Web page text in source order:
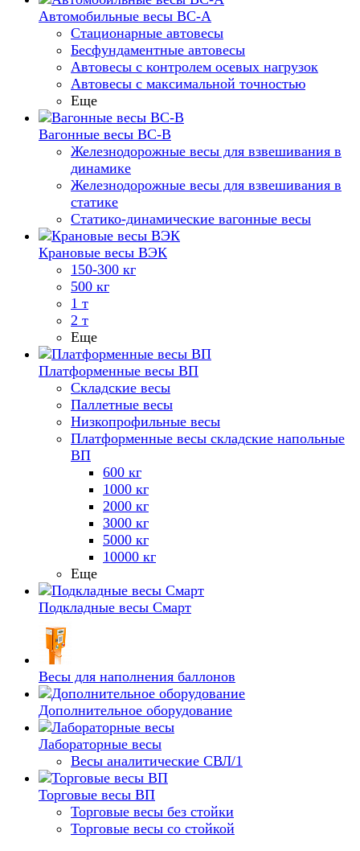
Автомобильные весы ВС-А
Стационарные автовесы
Бесфундаментные автовесы
Автовесы с контролем осевых нагрузок
Автовесы с максимальной точностью
Еще
Вагонные весы ВС-В
Железнодорожные весы для взвешивания в
динамике
Железнодорожные весы для взвешивания в
статике
Статико-динамические вагонные весы
Крановые весы ВЭК
150-300 кг
500 кг
1 т
2 т
Еще
Платформенные весы ВП
Складские весы
Паллетные весы
Низкопрофильные весы
Платформенные весы складские напольные
ВП
600 кг
1000 кг
2000 кг
3000 кг
5000 кг
10000 кг
Еще
Подкладные весы Смарт
Весы для наполнения баллонов
Дополнительное оборудование
Лабораторные весы
Весы аналитические СВЛ/1
Торговые весы ВП
Торговые весы без стойки
Торговые весы со стойкой